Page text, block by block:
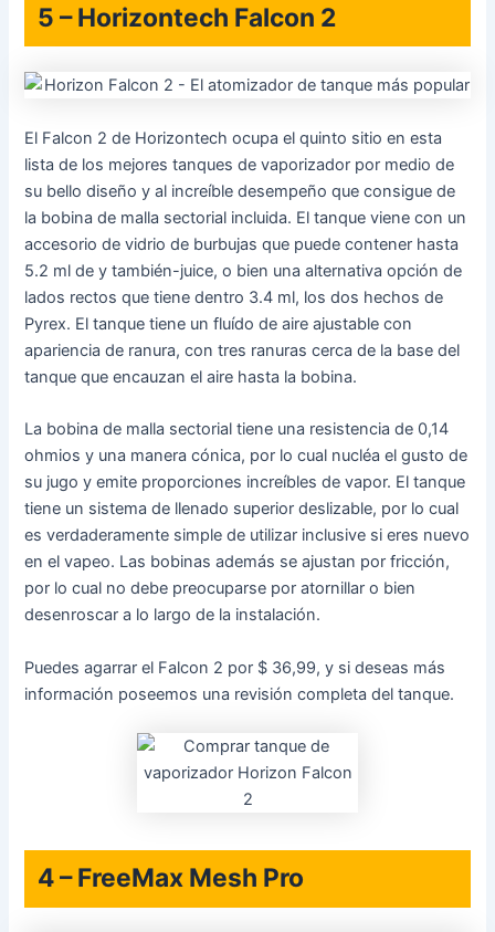
5 – Horizontech Falcon 2
El Falcon 2 de Horizontech ocupa el quinto sitio en esta
lista de los mejores tanques de vaporizador por medio de
su bello diseño y al increíble desempeño que consigue de
la bobina de malla sectorial incluida. El tanque viene con un
accesorio de vidrio de burbujas que puede contener hasta
5.2 ml de y también-juice, o bien una alternativa opción de
lados rectos que tiene dentro 3.4 ml, los dos hechos de
Pyrex. El tanque tiene un fluído de aire ajustable con
apariencia de ranura, con tres ranuras cerca de la base del
tanque que encauzan el aire hasta la bobina.
La bobina de malla sectorial tiene una resistencia de 0,14
ohmios y una manera cónica, por lo cual nucléa el gusto de
su jugo y emite proporciones increíbles de vapor. El tanque
tiene un sistema de llenado superior deslizable, por lo cual
es verdaderamente simple de utilizar inclusive si eres nuevo
en el vapeo. Las bobinas además se ajustan por fricción,
por lo cual no debe preocuparse por atornillar o bien
desenroscar a lo largo de la instalación.
Puedes agarrar el Falcon 2 por $ 36,99, y si deseas más
información poseemos una revisión completa del tanque.
4 – FreeMax Mesh Pro